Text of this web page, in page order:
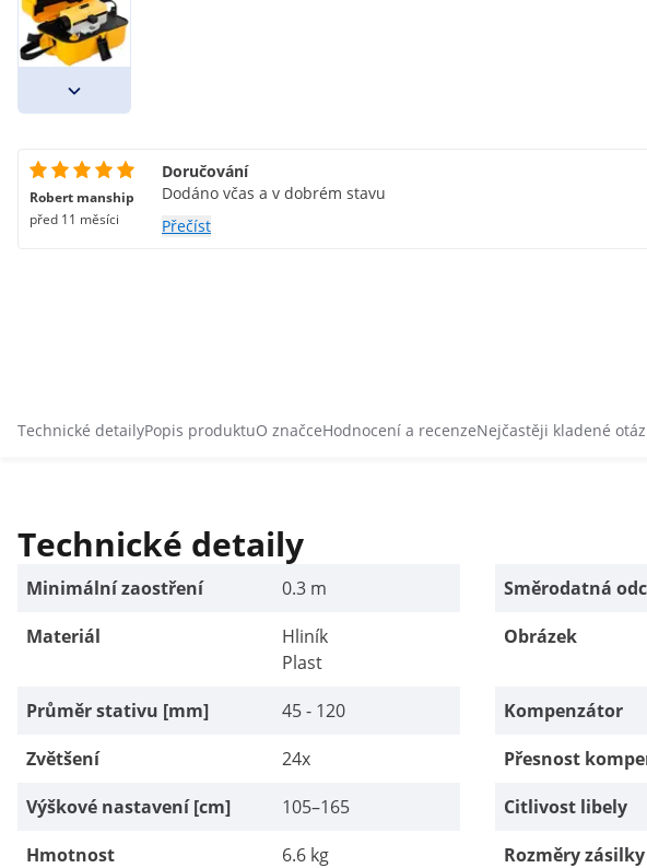
Robert manship
před 11 měsíci
Doručování
Dodáno včas a v dobrém stavu
Přečíst
Technické detailyPopis produktuO značceHodnocení a recenzeNejčastěji kladené
Technické detaily
Minimální zaostření 0.3 m Směrodatná
Materiál
Hliník
Plast
Obrázek
Průměr stativu [mm] 45 - 120 Kompenzátor
Zvětšení
24x Přesnost
Výškové nastavení [cm]
105–165 Citlivost libely
Hmotnost
6.6 kg Rozměry zásilky